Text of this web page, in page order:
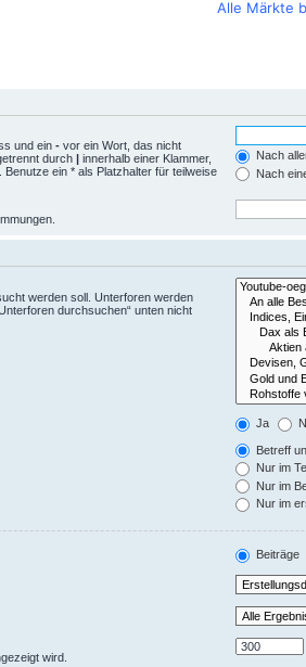
Alle Märkte
und ein - vor ein Wort, das nicht
durch | innerhalb einer Klammer,
ein * als Platzhalter für teilweise
Nach
Nach
werden soll. Unterforen werden
durchsuchen“ unten nicht
Ja
Betreff
Nur im
Nur im
Nur im
Beiträge
wird.